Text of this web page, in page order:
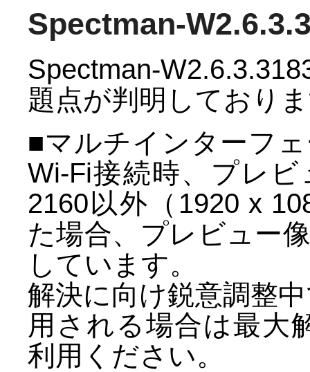
Spectman-
Spectman-
題点が判明しており
■マルチインターフ
Wi-Fi接続時、プレ
2160以外（1920 x
た場合、プレビュー
しています。
解決に向け鋭意調整
用される場合は最大
利用ください。